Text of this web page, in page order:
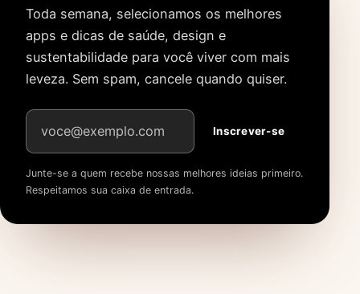
Toda semana, selecionamos os melhores
apps e dicas de saúde, design e
sustentabilidade para você viver com mais
leveza. Sem spam, cancele quando quiser.
Endereço de e-mail
Inscrever-se
Junte-se a quem recebe nossas melhores ideias primeiro.
Respeitamos sua caixa de entrada.